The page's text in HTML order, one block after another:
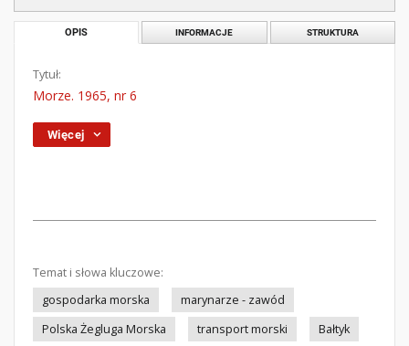
OPIS INFORMACJE STRUKTURA
Tytuł:
Morze. 1965, nr 6
Więcej
Temat i słowa kluczowe:
gospodarka morska
marynarze - zawód
Polska Żegluga Morska
transport morski
Bałtyk